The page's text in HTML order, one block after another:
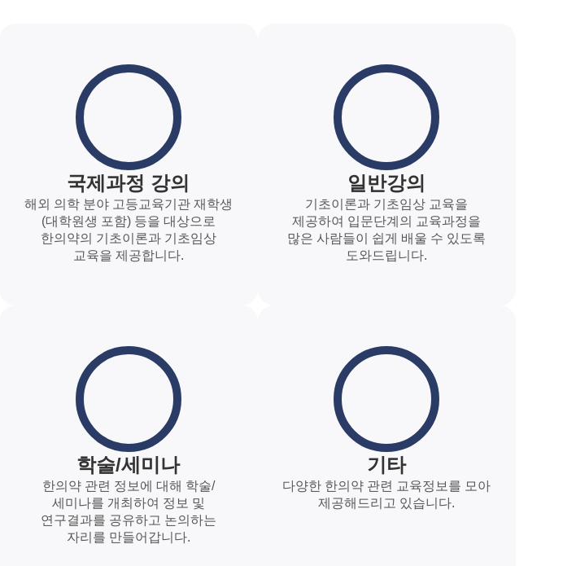
국제과정 강의
해외 의학 분야 고등교육기관 재학생
(대학원생 포함) 등을 대상으로
한의약의 기초이론과 기초임상
교육을 제공합니다.
일반강의
기초이론과 기초임상 교육을
제공하여 입문단계의 교육과정을
많은 사람들이 쉽게 배울 수 있도록
도와드립니다.
학술/세미나
한의약 관련 정보에 대해 학술/
세미나를 개최하여 정보 및
연구결과를 공유하고 논의하는
자리를 만들어갑니다.
기타
다양한 한의약 관련 교육정보를 모아
제공해드리고 있습니다.